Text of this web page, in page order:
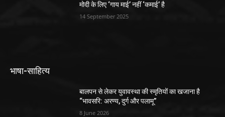
मोदी के लिए ‘गाय माई’ नहीं ‘कमाई’ है
14 September 2025
भाषा-साहित्य
बालपन से लेकर युवावस्था की स्मृतियों का खजाना है
“भावसरि: अरण्य, दुर्ग और पलामू”
8 June 2026